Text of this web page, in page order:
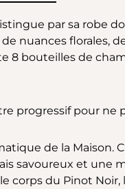
par sa robe
nuances florales,
8 bouteilles de
progressif pour ne
de la Maison.
savoureux et une
corps du Pinot